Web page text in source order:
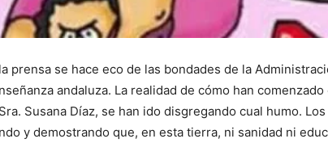
prensa se hace eco de las bondades de la
andaluza. La realidad de cómo han
Susana Díaz, se han ido disgregando cual humo.
y demostrando que, en esta tierra, ni sanidad ni